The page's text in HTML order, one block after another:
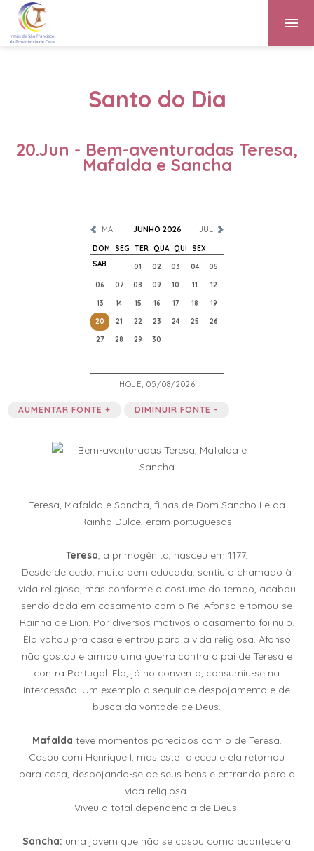
Santo do Dia
20.Jun - Bem-aventuradas Teresa,
Mafalda e Sancha
MAI JUNHO 2026 JUL
DOM SEG TER QUA QUI
SEX
SAB
01 02 03 04
05
06
07 08 09 10 11
12
13
14 15 16 17 18
19
20
21 22 23 24 25
26
27
28 29 30
HOJE, 05/08/2026
AUMENTAR FONTE + DIMINUIR FONTE -
Teresa, Mafalda e Sancha, filhas de Dom Sancho I e da
Rainha Dulce, eram portuguesas.
Teresa, a primogênita, nasceu em 1177.
Desde de cedo, muito bem educada, sentiu o chamado à
vida religiosa, mas conforme o costume do tempo, acabou
sendo dada em casamento com o Rei Afonso e tornou-se
Rainha de Lion. Por diversos motivos o casamento foi nulo.
Ela voltou pra casa e entrou para a vida religiosa. Afonso
não gostou e armou uma guerra contra o pai de Teresa e
contra Portugal. Ela, já no convento, consumiu-se na
intercessão. Um exemplo a seguir de despojamento e de
busca da vontade de Deus.
Mafalda teve momentos parecidos com o de Teresa.
Casou com Henrique I, mas este faleceu e ela retornou
para casa, despojando-se de seus bens e entrando para a
vida religiosa.
Viveu a total dependência de Deus.
Sancha: uma jovem que não se casou como acontecera